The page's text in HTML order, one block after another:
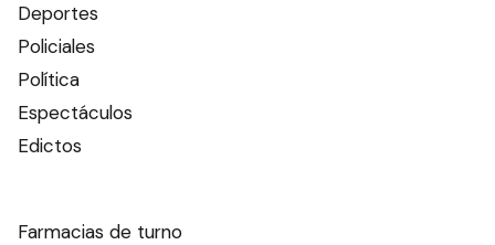
Deportes
Policiales
Política
Espectáculos
Edictos
Farmacias de turno